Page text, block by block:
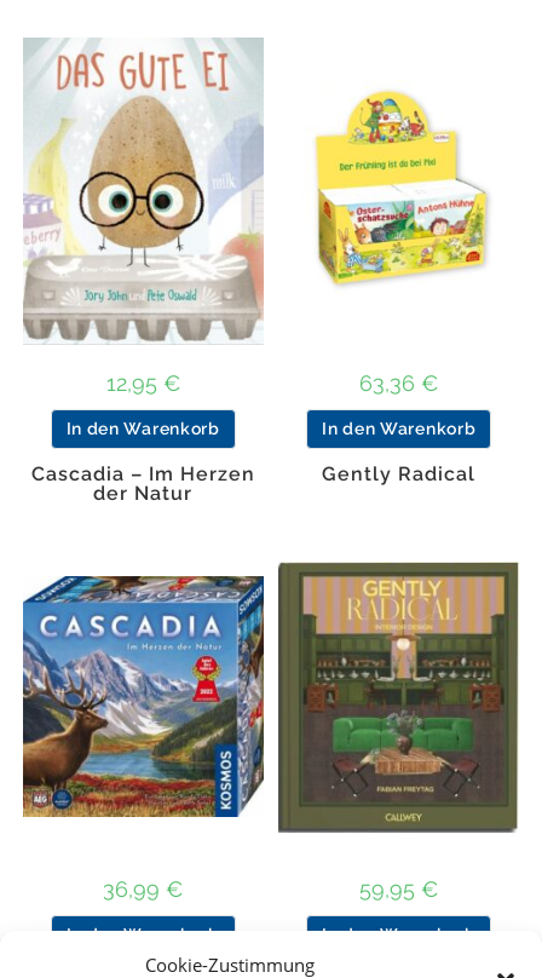
Cookie-Zustimmung
12,95 €
In den Warenkorb
63,36 €
In den Warenkorb
Cascadia – Im Herzen
der Natur
36,99 €
In den Warenkorb
Gently Radical
59,95 €
In den Warenkorb